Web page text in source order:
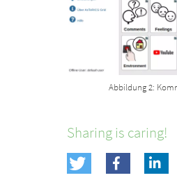
Abbildung 2:
Sharing is caring!